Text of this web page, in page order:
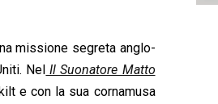
missione segreta anglo-
Nel Il Suonatore Matto
e con la sua cornamusa